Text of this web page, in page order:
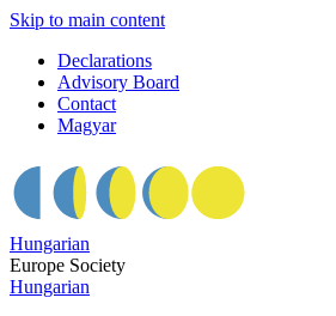
Skip to main content
Declarations
Advisory Board
Contact
Magyar
Hungarian
Europe Society
Hungarian